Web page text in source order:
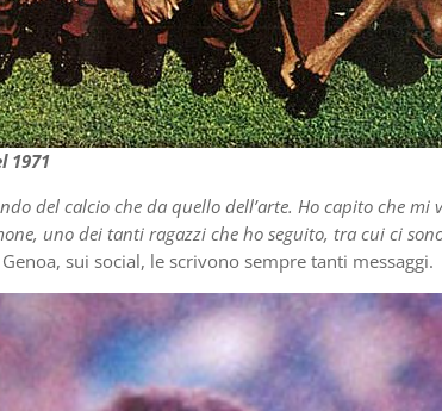
1971
del calcio che da quello dell’arte. Ho capito che mi
uno dei tanti ragazzi che ho seguito, tra cui ci
sui social, le scrivono sempre tanti messaggi.